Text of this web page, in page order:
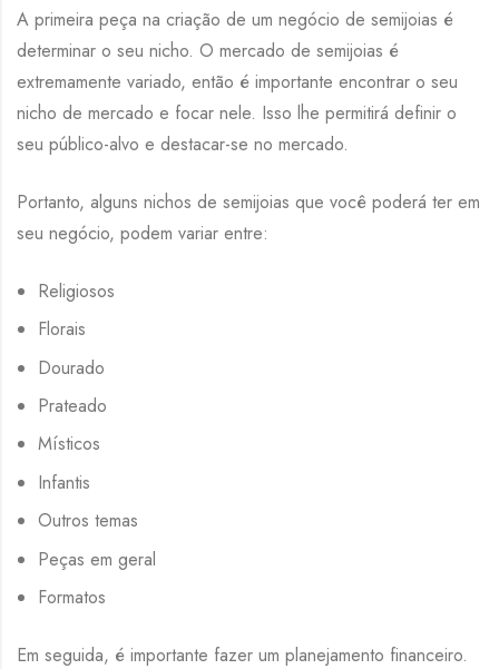
A primeira peça na criação de um negócio de semijoias é
determinar o seu nicho. O mercado de semijoias é
extremamente variado, então é importante encontrar o seu
nicho de mercado e focar nele. Isso lhe permitirá definir o
seu público-alvo e destacar-se no mercado.
Portanto, alguns nichos de semijoias que você poderá ter em
seu negócio, podem variar entre:
Religiosos
Florais
Dourado
Prateado
Místicos
Infantis
Outros temas
Peças em geral
Formatos
Em seguida, é importante fazer um planejamento financeiro.